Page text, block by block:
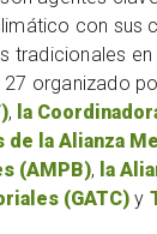
con sus
tradicionales en
27 organizado
, la
la Alianza
(AMPB), la
(GATC) y